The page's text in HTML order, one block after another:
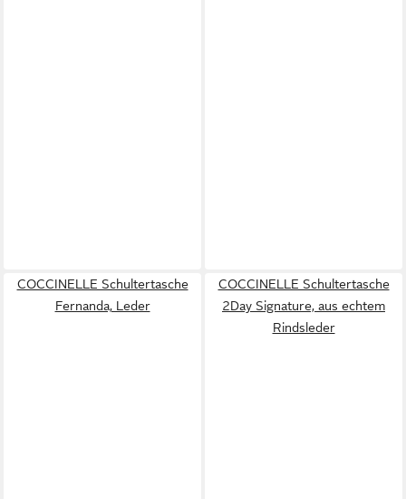
COCCINELLE Schultertasche
Fernanda, Leder
COCCINELLE Schultertasche
2Day Signature, aus echtem
Rindsleder